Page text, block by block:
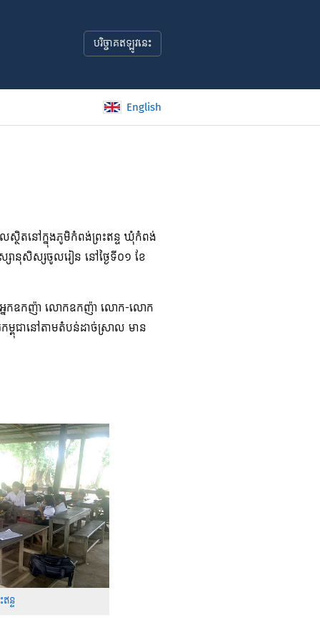
បរិច្ចាគឥឡូវនេះ
English
ថិតនៅក្នុងភូមិកំពង់ព្រះឥន្ទ ឃុំកំពង់
ានុសិស្សចូលរៀន នៅថ្ងៃទី០១ ខែ
នកឧកញ៉ា លោកឧកញ៉ា លោក-លោក
ពុជានៅតាមតំបន់ដាច់ស្រាល មាន
ន្ទ